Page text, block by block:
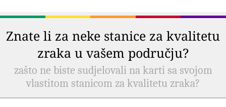
Znate li za neke stanice za kvalitetu
zraka u vašem području?
zašto ne biste sudjelovali na karti sa svojom
vlastitom stanicom za kvalitetu zraka?